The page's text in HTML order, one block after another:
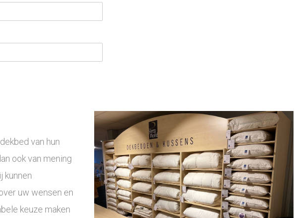
van hun
ook van mening
kunnen
uw wensen en
keuze maken